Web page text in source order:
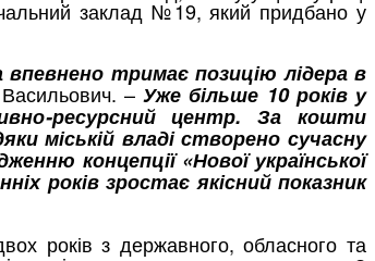
заклад №19, який придбано у
тримає позицію лідера в
– Уже більше 10 років у
ресурсний центр. За кошти
міській владі створено сучасну
концепції «Нової української
років зростає якісний показник
років з державного, обласного та